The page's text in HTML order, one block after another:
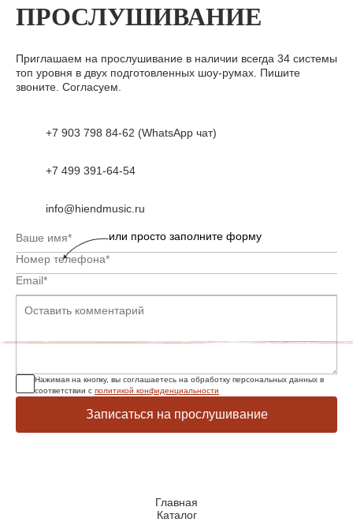
ПРОСЛУШИВАНИЕ
Приглашаем на прослушивание в наличии всегда 34 системы
топ уровня в двух подготовленных шоу-румах. Пишите
звоните. Согласуем.
+7 903 798 84-62 (WhatsApp чат)
+7 499 391-64-54
info@hiendmusic.ru
Нажимая на кнопку, вы соглашаетесь на обработку персональных данных в
соответствии с политикой конфиденциальности
Записаться на прослушивание
или просто заполните форму
Главная
Каталог